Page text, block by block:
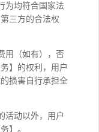
为均符合国家法
三方的合法权
用（如有），否
】的权利，用户
损害自行承担全
活动以外，用户
】。